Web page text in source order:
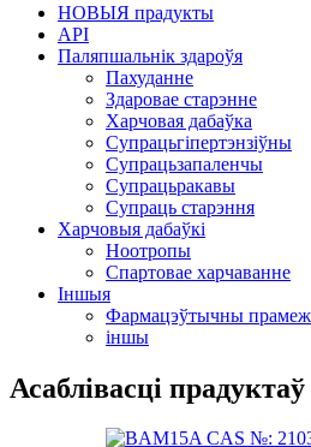
НОВЫЯ прадукты
API
Паляпшальнік здароўя
Пахуданне
Здаровае старэнне
Харчовая дабаўка
Супрацьгіпертэнзіўны
Супрацьзапаленчы
Супрацьракавы
Супраць старэння
Харчовыя дабаўкі
Ноотропы
Спартовае харчаванне
Іншыя
Фармацэўтычны
іншы
Асаблівасці прадуктаў